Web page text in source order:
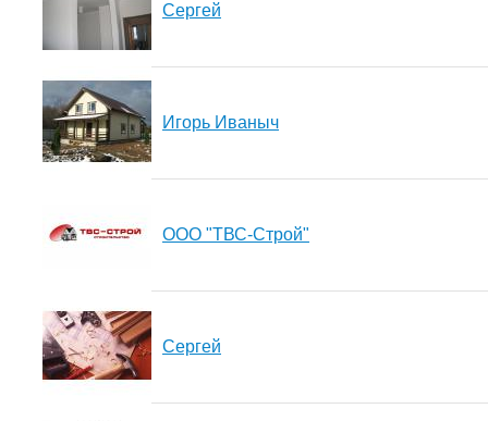
Сергей
Игорь Иваныч
ООО "ТВС-Строй"
Сергей